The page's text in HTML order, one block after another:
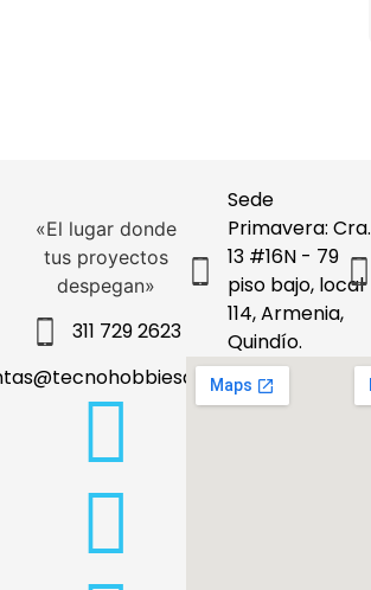
«El lugar donde
tus proyectos
despegan»
311 729 2623
Sede
Primavera: Cra.
13 #16N - 79
piso bajo, local
114, Armenia,
Quindío.